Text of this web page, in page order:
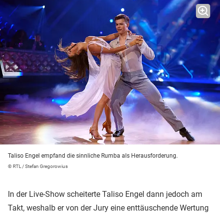
Taliso Engel empfand die sinnliche Rumba als Herausforderung.
© RTL / Stefan Gregorowius
In der Live-Show scheiterte Taliso Engel dann jedoch am
Takt, weshalb er von der Jury eine enttäuschende Wertung